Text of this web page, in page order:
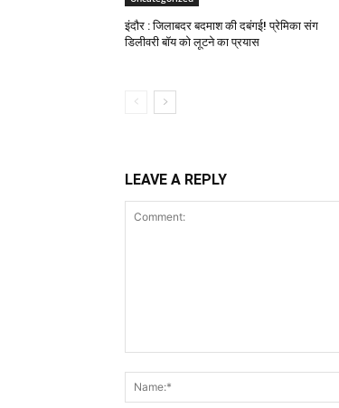
इंदौर : जिलाबदर बदमाश की दबंगई! प्रेमिका संग
डिलीवरी बॉय को लूटने का प्रयास
LEAVE A REPLY